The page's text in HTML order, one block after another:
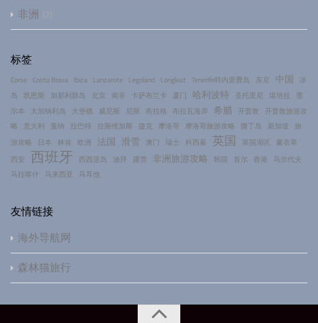
非洲 2
标签
Corse Costa Brava Ibiza Lanzarote Legoland Longleat Tenerife特内里费岛 东京 中国
冰
岛 凯恩斯 加那利群岛 北京 南非 卡萨布兰卡 厦门 哈利波特 圣托里尼 堪培拉
墨
尔本
大加纳利岛 大堡礁 威尼斯 尼斯 布拉格 布拉瓦海岸 希腊 开普敦 开普敦旅游攻
略 意大利 戛纳 拉巴特 拉斯维加斯 捷克 摩洛哥 摩洛哥旅游攻略 撒丁岛 新加坡 旅
游攻略
日本 林肯 欧洲 法国 滑雪 澳门 瑞士 科西嘉 英国 英国湖区
薰衣草
西安 西班牙 西西里岛 迪拜 露营 非洲旅游攻略 韩国 首尔 香港
马尔代夫
马拉喀什
马来西亚 马耳他
友情链接
海外导航网
森林猫旅行